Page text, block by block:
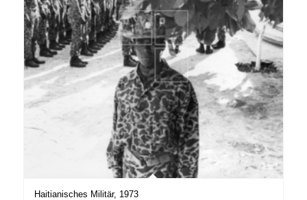
Haitianisches Militär, 1973